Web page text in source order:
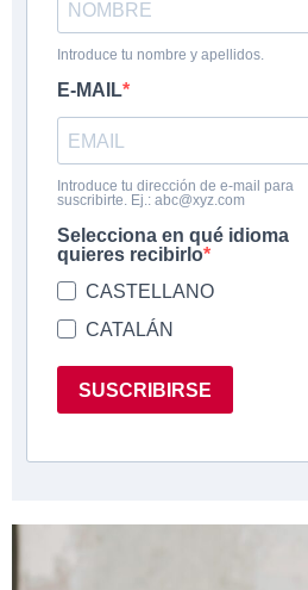
Introduce tu nombre y apellidos.
E-MAIL
Introduce tu dirección de e-mail para
suscribirte. Ej.: abc@xyz.com
Selecciona en qué idioma
quieres recibirlo
CASTELLANO
CATALÁN
SUSCRIBIRSE